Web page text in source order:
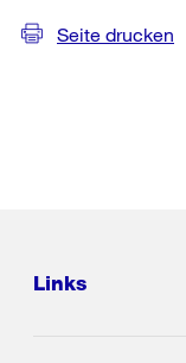
Seite drucken
Links